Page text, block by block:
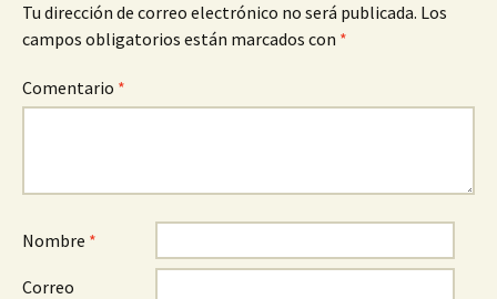
Tu dirección de correo electrónico no será publicada. Los
campos obligatorios están marcados con *
Comentario *
Nombre *
Correo